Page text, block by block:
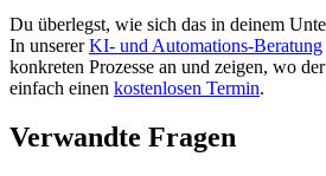
Du überlegst, wie sich das in deinem
In unsererKI- und Automations-Beratung
konkreten Prozesse an und zeigen, wo
einfach einen kostenlosen Termin.
Verwandte Fragen